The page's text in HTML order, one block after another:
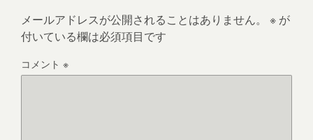
メールアドレスが公開されることはありません。 ※ が
付いている欄は必須項目です
コメント ※